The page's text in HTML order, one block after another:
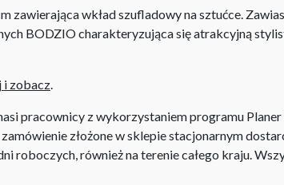
zawierająca wkład szufladowy na sztućce.
BODZIO charakteryzująca się atrakcyjną
i zobacz.
pracownicy z wykorzystaniem programu
złożone w sklepie stacjonarnym
roboczych, również na terenie całego kraju.